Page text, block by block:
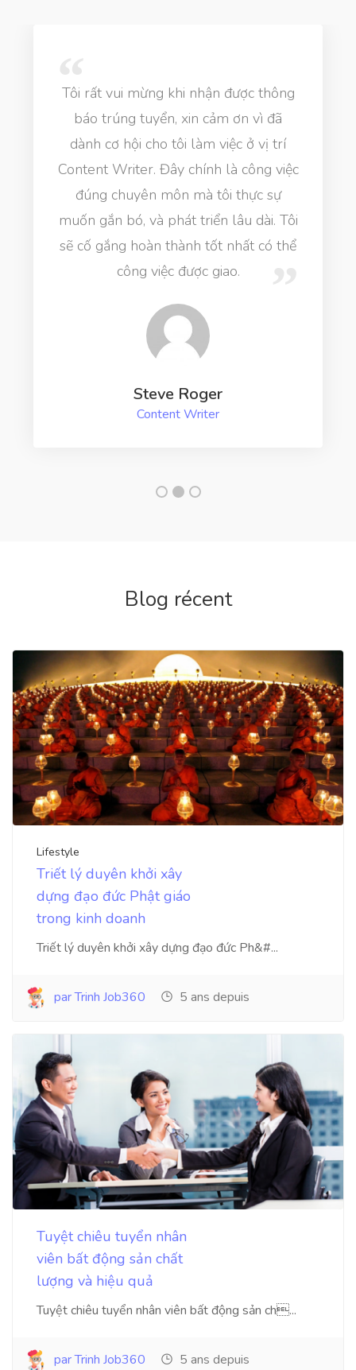
Tôi rất vui mừng khi nhận được thông
báo trúng tuyển, xin cảm ơn vì đã
dành cơ hội cho tôi làm việc ở vị trí
Content Writer. Đây chính là công việc
đúng chuyên môn mà tôi thực sự
muốn gắn bó, và phát triển lâu dài. Tôi
sẽ cố gắng hoàn thành tốt nhất có thể
công việc được giao.
Steve Roger
Content Writer
Blog récent
Lifestyle
Triết lý duyên khởi xây
dựng đạo đức Phật giáo
trong kinh doanh
Triết lý duyên khởi xây dựng đạo đức Ph&#...
par Trinh Job360 5 ans depuis
Tuyệt chiêu tuyển nhân
viên bất động sản chất
lượng và hiệu quả
Tuyệt chiêu tuyển nhân viên bất động sản ch...
par Trinh Job360 5 ans depuis